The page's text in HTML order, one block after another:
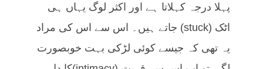
پہلا درجہ کہلاتا ہے اور اکثر لوگ یہاں ہی
اٹک (stuck) جاتے ہیں۔ اس سے اس کی مراد
یہ تھی کہ جیسے کوئی لڑکی بہت خوبصورت